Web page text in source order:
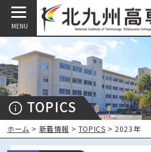
MENU
TOPICS
ホーム > 新着情報 > TOPICS > 2023年